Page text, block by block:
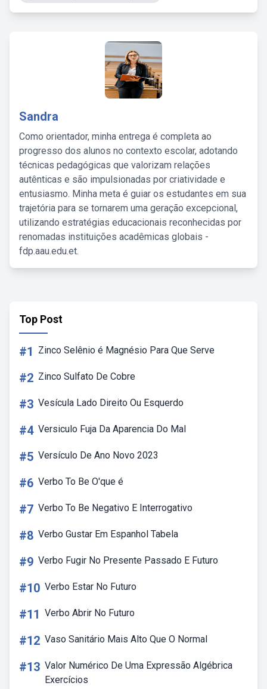
Sandra
Como orientador, minha entrega é completa ao
progresso dos alunos no contexto escolar, adotando
técnicas pedagógicas que valorizam relações
autênticas e são impulsionadas por criatividade e
entusiasmo. Minha meta é guiar os estudantes em sua
trajetória para se tornarem uma geração excepcional,
utilizando estratégias educacionais reconhecidas por
renomadas instituições acadêmicas globais -
fdp.aau.edu.et.
Top Post
#1 Zinco Selênio é Magnésio Para Que Serve
#2 Zinco Sulfato De Cobre
#3 Vesícula Lado Direito Ou Esquerdo
#4 Versiculo Fuja Da Aparencia Do Mal
#5 Versículo De Ano Novo 2023
#6 Verbo To Be O'que é
#7 Verbo To Be Negativo E Interrogativo
#8 Verbo Gustar Em Espanhol Tabela
#9 Verbo Fugir No Presente Passado E Futuro
#10 Verbo Estar No Futuro
#11 Verbo Abrir No Futuro
#12 Vaso Sanitário Mais Alto Que O Normal
#13 Valor Numérico De Uma Expressão Algébrica
Exercícios